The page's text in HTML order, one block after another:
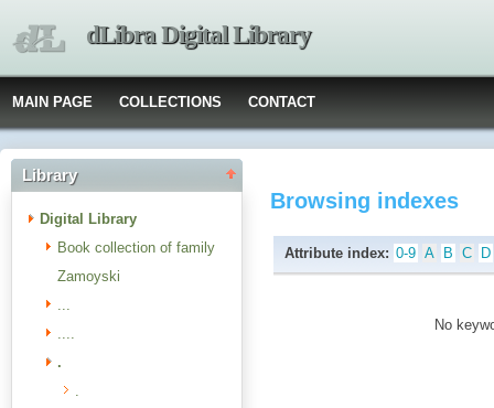
dLibra Digital Library
MAIN PAGE COLLECTIONS CONTACT
Library
Digital Library
Book collection of family
Zamoyski
...
....
.
.
Browsing indexes
Attribute index: 0-9 A B C D
No